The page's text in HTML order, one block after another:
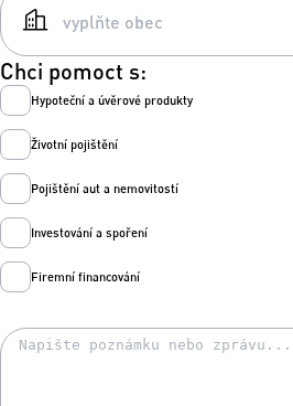
Chci pomoct s:
Hypoteční a úvěrové produkty
Životní pojištění
Pojištění aut a nemovitostí
Investování a spoření
Firemní financování